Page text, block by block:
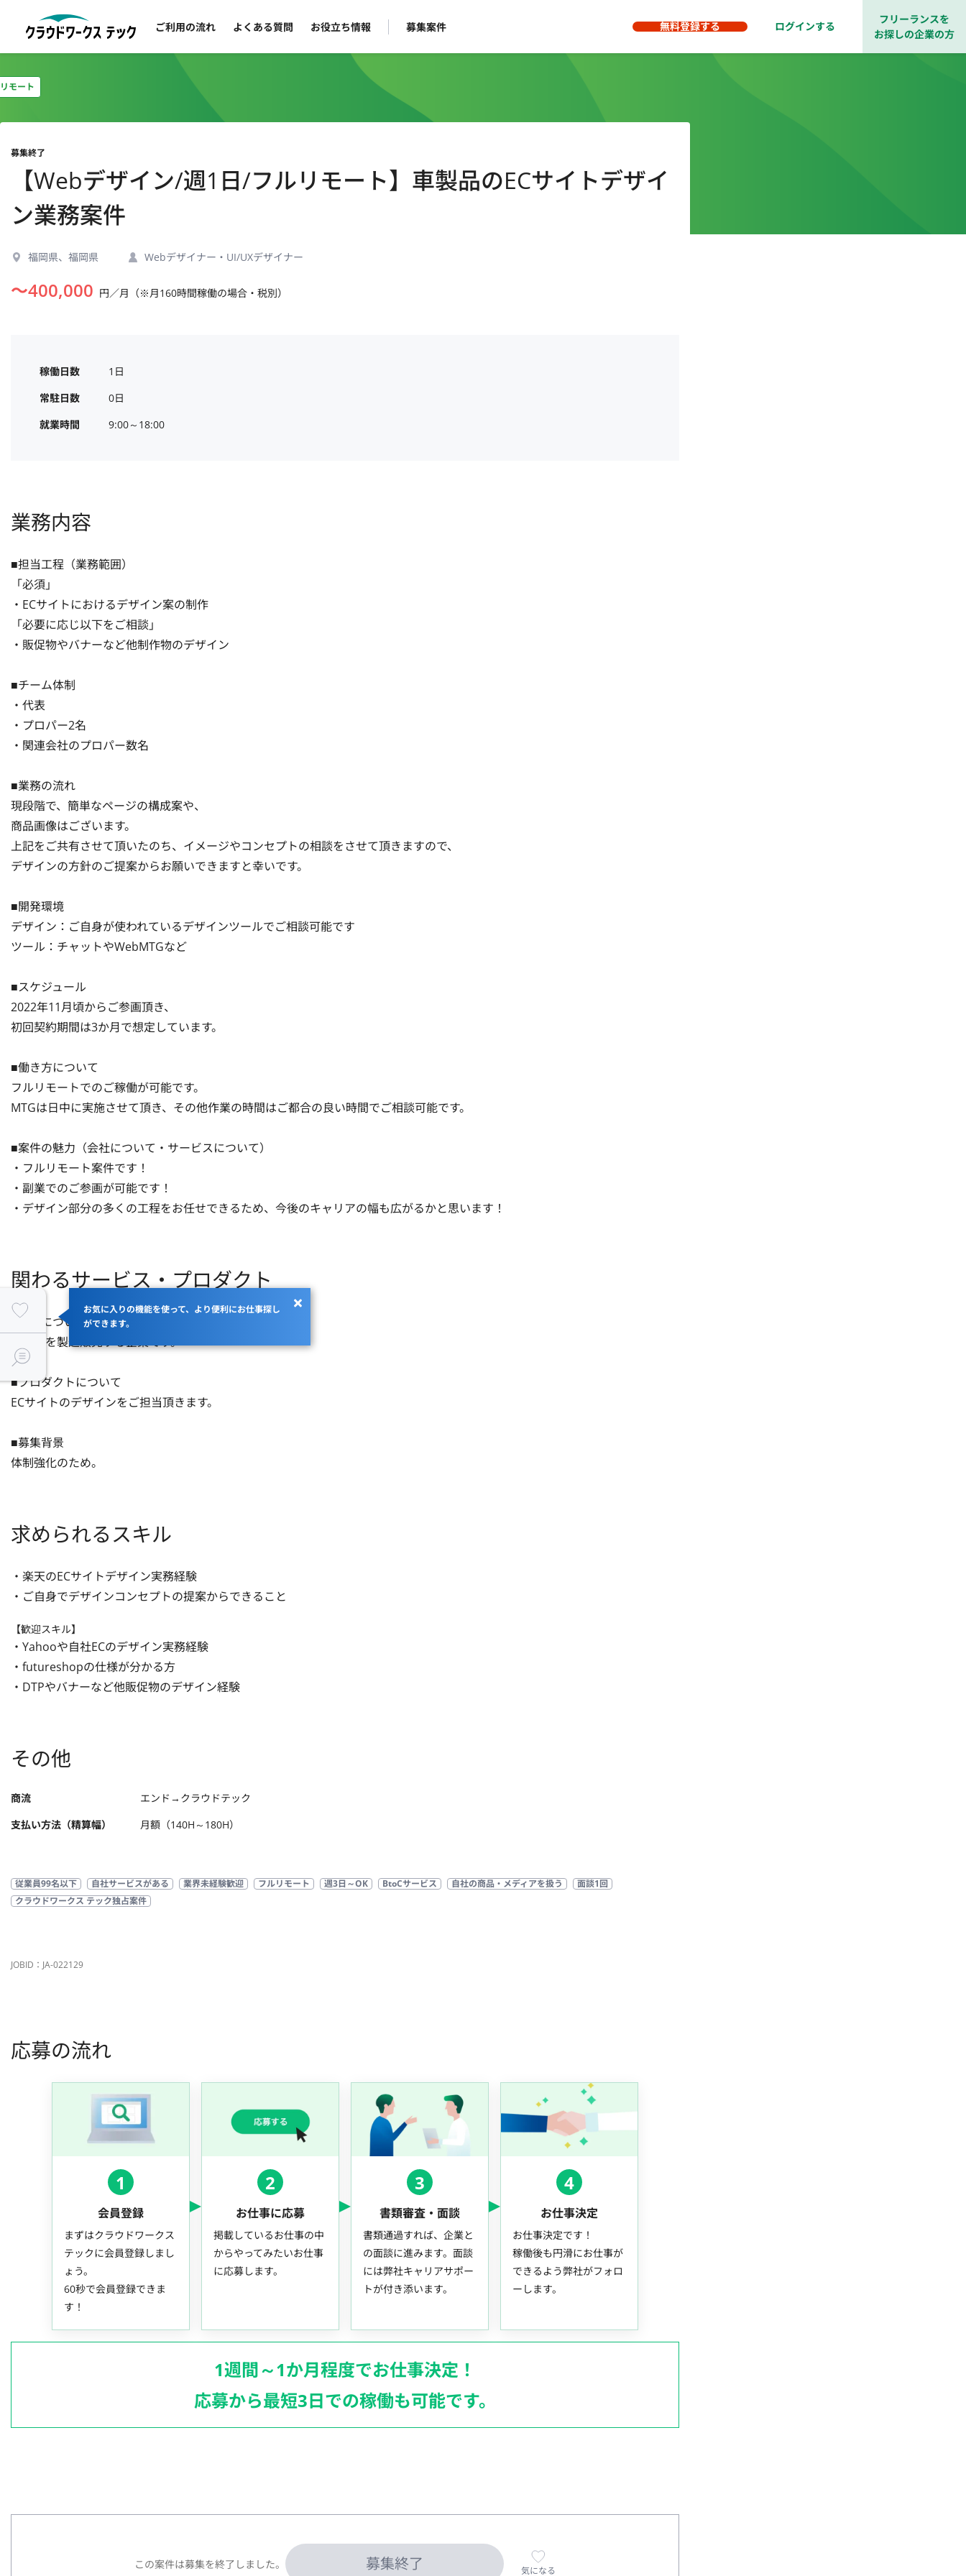
ご利用の流れ よくある質問 お役立ち情報 募集案件 無料登録する ログインする
フリーランスを
お探しの企業の方
お気に入りの機能を使って、より便利にお仕事探し
ができます。
モート
募集終了
【Webデザイン/週1日/フルリモート】車製品のECサイトデザイ
ン業務案件
福岡県、福岡県 Webデザイナー・UI/UXデザイナー
〜400,000 円／月（※月160時間稼働の場合・税別）
稼働日数
1日
常駐日数
0日
就業時間
9:00～18:00
業務内容
■担当工程（業務範囲）
「必須」
・ECサイトにおけるデザイン案の制作
「必要に応じ以下をご相談」
・販促物やバナーなど他制作物のデザイン
■チーム体制
・代表
・プロパー2名
・関連会社のプロパー数名
■業務の流れ
現段階で、簡単なページの構成案や、
商品画像はございます。
上記をご共有させて頂いたのち、イメージやコンセプトの相談をさせて頂きますので、
デザインの方針のご提案からお願いできますと幸いです。
■開発環境
デザイン：ご自身が使われているデザインツールでご相談可能です
ツール：チャットやWebMTGなど
■スケジュール
2022年11月頃からご参画頂き、
初回契約期間は3か月で想定しています。
■働き方について
フルリモートでのご稼働が可能です。
MTGは日中に実施させて頂き、その他作業の時間はご都合の良い時間でご相談可能です。
■案件の魅力（会社について・サービスについて）
・フルリモート案件です！
・副業でのご参画が可能です！
・デザイン部分の多くの工程をお任せできるため、今後のキャリアの幅も広がるかと思います！
関わるサービス・プロダクト
■企業について
車製品を製造販売する企業です。
■プロダクトについて
ECサイトのデザインをご担当頂きます。
■募集背景
体制強化のため。
求められるスキル
・楽天のECサイトデザイン実務経験
・ご自身でデザインコンセプトの提案からできること
【歓迎スキル】
・Yahooや自社ECのデザイン実務経験
・futureshopの仕様が分かる方
・DTPやバナーなど他販促物のデザイン経験
その他
商流
エンド→クラウドテック
支払い方法（精算幅）
月額（140H～180H）
従業員99名以下 自社サービスがある 業界未経験歓迎 フルリモート 週3日～OK BtoCサービス 自社の商品・メディアを扱う
面談1回
クラウドワークス テック独占案件
JOBID：JA-022129
応募の流れ
1
会員登録
まずはクラウドワークス
テックに会員登録しまし
ょう。
60秒で会員登録できま
す！
2
お仕事に応募
掲載しているお仕事の中
からやってみたいお仕事
に応募します。
3
書類審査・面談
書類通過すれば、企業と
の面談に進みます。面談
には弊社キャリアサポー
トが付き添います。
4
お仕事決定
お仕事決定です！
稼働後も円滑にお仕事が
できるよう弊社がフォロ
ーします。
1週間～1か月程度でお仕事決定！
応募から最短3日での稼働も可能です。
この案件は募集を終了しました。 募集終了 気になる